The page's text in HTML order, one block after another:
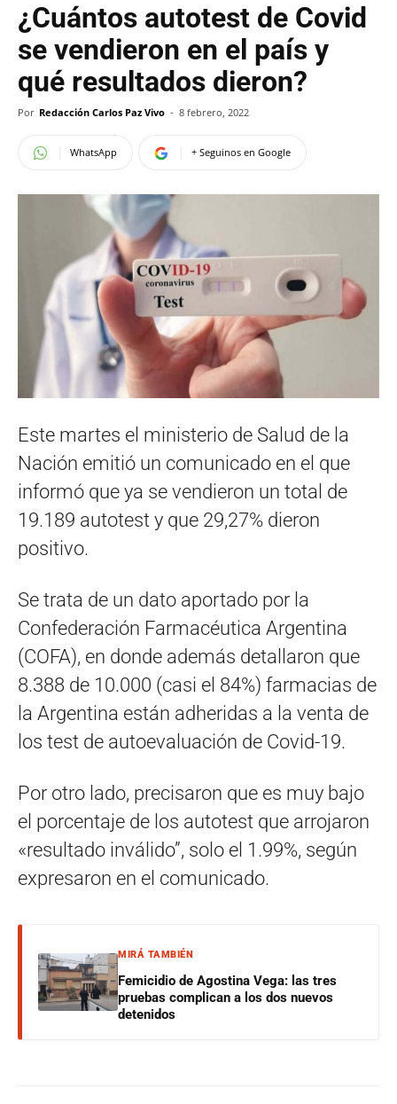
¿Cuántos autotest de Covid
se vendieron en el país y
qué resultados dieron?
Por Redacción Carlos Paz Vivo - 8 febrero, 2022
WhatsApp + Seguinos en Google
Este martes el ministerio de Salud de la
Nación emitió un comunicado en el que
informó que ya se vendieron un total de
19.189 autotest y que 29,27% dieron
positivo.
Se trata de un dato aportado por la
Confederación Farmacéutica Argentina
(COFA), en donde además detallaron que
8.388 de 10.000 (casi el 84%) farmacias de
la Argentina están adheridas a la venta de
los test de autoevaluación de Covid-19.
Por otro lado, precisaron que es muy bajo
el porcentaje de los autotest que arrojaron
«resultado inválido”, solo el 1.99%, según
expresaron en el comunicado.
MIRÁ TAMBIÉN
Femicidio de Agostina Vega: las tres
pruebas complican a los dos nuevos
detenidos